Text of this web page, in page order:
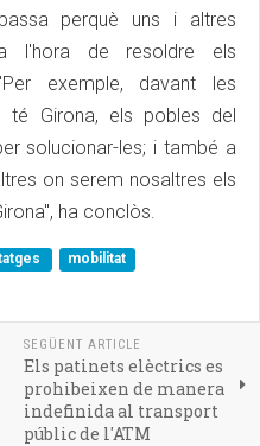
perquè uns i altres
l'hora de resoldre els
exemple, davant les
té Girona, els pobles del
solucionar-les; i també a
on serem nosaltres els
ha conclòs.
mobilitat
SEGÜENT ARTICLE
Els patinets elèctrics es
prohibeixen de manera
indefinida al transport
públic de l'ATM